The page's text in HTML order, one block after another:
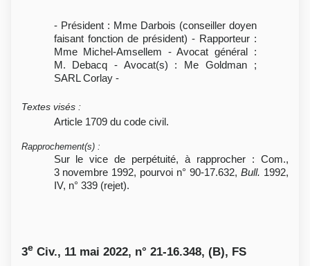
- Président : Mme Darbois (conseiller doyen
faisant fonction de président) - Rapporteur :
Mme Michel-Amsellem - Avocat général :
M. Debacq - Avocat(s) : Me Goldman ;
SARL Corlay -
Textes visés :
Article 1709 du code civil.
Rapprochement(s) :
Sur le vice de perpétuité, à rapprocher : Com.,
3 novembre 1992, pourvoi n° 90-17.632,Bull. 1992,
IV, n° 339 (rejet).
3e Civ., 11 mai 2022, n° 21-16.348, (B), FS